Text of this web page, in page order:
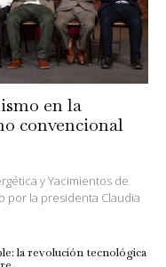
en la
convencional
y Yacimientos de
por la presidenta Claudia
la revolución tecnológica